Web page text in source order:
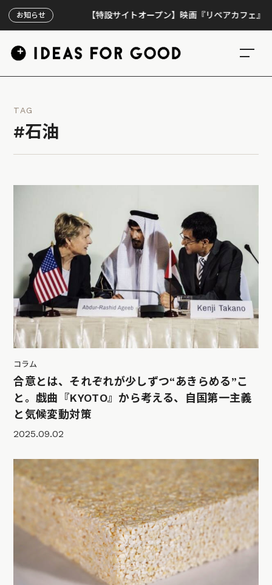
お知らせ 【特設サイトオープン】映画『リペアカフェ』、上映
TAG
#石油
コラム
合意とは、それぞれが少しずつ“あきらめる”こ
と。戯曲『KYOTO』から考える、自国第一主義
と気候変動対策
2025.09.02